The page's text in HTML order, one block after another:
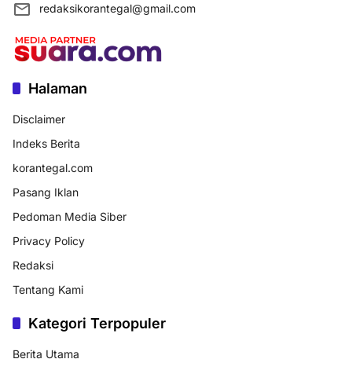
redaksikorantegal@gmail.com
Halaman
Disclaimer
Indeks Berita
korantegal.com
Pasang Iklan
Pedoman Media Siber
Privacy Policy
Redaksi
Tentang Kami
Kategori Terpopuler
Berita Utama